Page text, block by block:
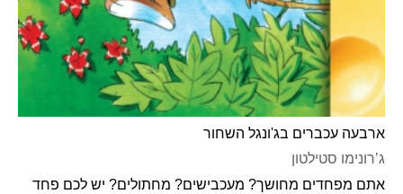
ארבעה עכברים בג'ונגל השחור
ג’רונימו סטילטון
אתם מפחדים מחושך? מעכבישים? מחתולים? יש לכם פחד